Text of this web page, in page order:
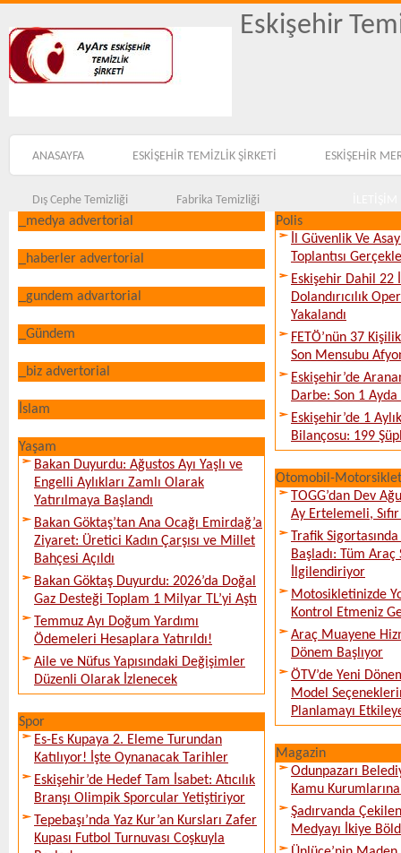
Eskişehir
ANASAYFA ESKİŞEHİR TEMİZLİK ŞİRKETİ ESKİŞEHİR
Dış Cephe Temizliği Fabrika Temizliği
_medya advertorial
_haberler advertorial
_gundem advartorial
_Gündem
_biz advertorial
İslam
Yaşam
Bakan Duyurdu: Ağustos Ayı Yaşlı ve
Engelli Aylıkları Zamlı Olarak
Yatırılmaya Başlandı
Bakan Göktaş’tan Ana Ocağı Emirdağ’a
Ziyaret: Üretici Kadın Çarşısı ve Millet
Bahçesi Açıldı
Bakan Göktaş Duyurdu: 2026’da Doğal
Gaz Desteği Toplam 1 Milyar TL’yi Aştı
Temmuz Ayı Doğum Yardımı
Ödemeleri Hesaplara Yatırıldı!
Aile ve Nüfus Yapısındaki Değişimler
Düzenli Olarak İzlenecek
Spor
Es-Es Kupaya 2. Eleme Turundan
Katılıyor! İşte Oynanacak Tarihler
Eskişehir’de Hedef Tam İsabet: Atıcılık
Branşı Olimpik Sporcular Yetiştiriyor
Tepebaşı’nda Yaz Kur’an Kursları Zafer
Kupası Futbol Turnuvası Coşkuyla
Polis
İl Güvenlik Ve
Toplantısı
Eskişehir Dahil
Dolandırıcılık
Yakalandı
FETÖ’nün 37
Son Mensubu
Eskişehir’de
Darbe: Son 1 Ayda
Eskişehir’de 1
Bilançosu: 199
Otomobil-Motorsiklet
TOGG’dan Dev
Ay Ertelemeli,
Trafik
Başladı: Tüm
İlgilendiriyor
Motosikletinizde
Kontrol Etmeniz
Araç Muayene
Dönem Başlıyor
ÖTV’de Yeni
Model
Planlamayı
Magazin
Odunpazarı
Kamu Kurumlarına
Şadırvanda
Medyayı İkiye